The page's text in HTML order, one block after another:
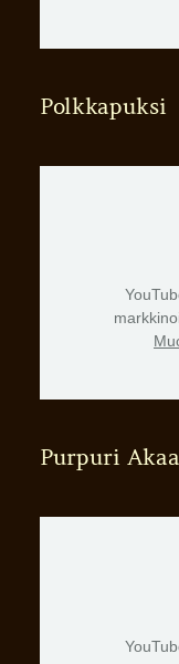
Polkkapuksi
Purpuri